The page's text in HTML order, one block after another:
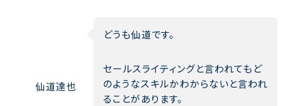
仙道達也
どうも仙道です。
セールスライティングと言われてもど
のようなスキルかわからないと言われ
ることがあります。